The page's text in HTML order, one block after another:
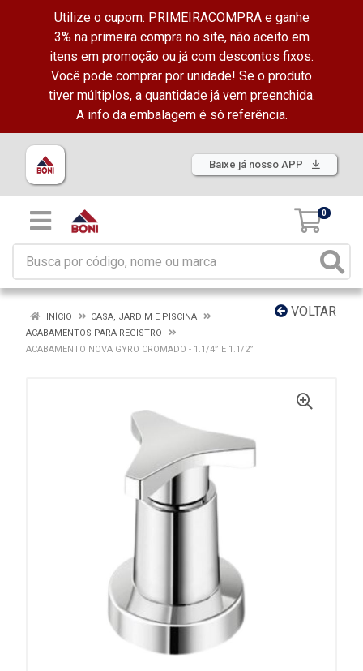
Utilize o cupom: PRIMEIRACOMPRA e ganhe
3% na primeira compra no site, não aceito em
itens em promoção ou já com descontos fixos.
Você pode comprar por unidade! Se o produto
tiver múltiplos, a quantidade já vem preenchida.
A info da embalagem é só referência.
Baixe já nosso APP
0
VOLTAR
INÍCIO
CASA, JARDIM E PISCINA
ACABAMENTOS PARA REGISTRO
ACABAMENTO NOVA GYRO CROMADO - 1.1/4” E 1.1/2”